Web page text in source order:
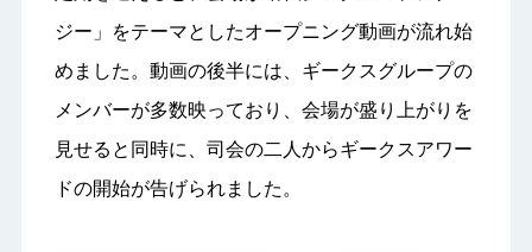
ジー」をテーマとしたオープニング動画が流れ始
めました。動画の後半には、ギークスグループの
メンバーが多数映っており、会場が盛り上がりを
見せると同時に、司会の二人からギークスアワー
ドの開始が告げられました。